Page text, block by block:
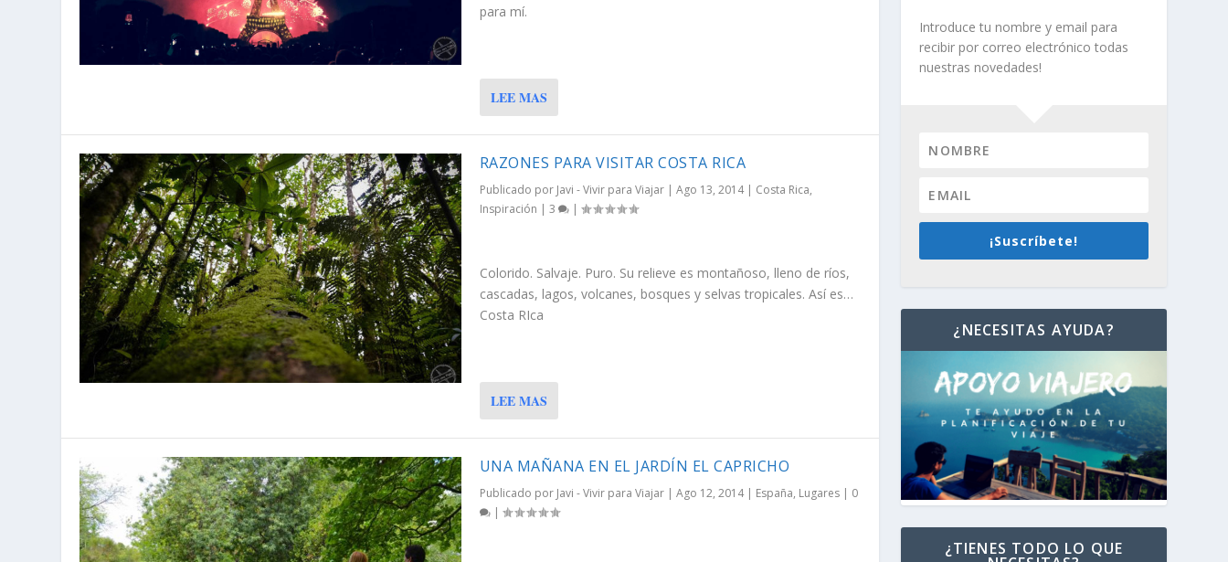
para mí.
LEE MAS
RAZONES PARA VISITAR COSTA RICA
Publicado por Javi - Vivir para Viajar| Ago 13, 2014| Costa Rica,
Inspiración | 3 |
Colorido. Salvaje. Puro. Su relieve es montañoso, lleno de ríos,
cascadas, lagos, volcanes, bosques y selvas tropicales. Así es…
Costa RIca
LEE MAS
UNA MAÑANA EN EL JARDÍN EL CAPRICHO
Publicado por Javi - Vivir para Viajar| Ago 12, 2014| España, Lugares| 0
|
Introduce tu nombre y email para
recibir por correo electrónico todas
nuestras novedades!
¡Suscríbete!
¿NECESITAS AYUDA?
¿TIENES TODO LO QUE